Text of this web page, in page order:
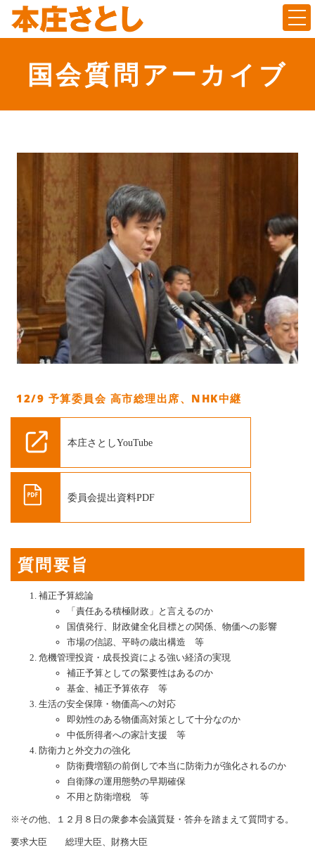
国会質問アーカイブ
12/9 予算委員会 高市総理出席、NHK中継
本庄さとしYouTube
委員会提出資料PDF
質問要旨
補正予算総論
「責任ある積極財政」と言えるのか
国債発行、財政健全化目標との関係、物価への影響
市場の信認、平時の歳出構造 等
危機管理投資・成長投資による強い経済の実現
補正予算としての緊要性はあるのか
基金、補正予算依存 等
生活の安全保障・物価高への対応
即効性のある物価高対策として十分なのか
中低所得者への家計支援 等
防衛力と外交力の強化
防衛費増額の前倒しで本当に防衛力が強化されるのか
自衛隊の運用態勢の早期確保
不用と防衛増税 等
※その他、１２月８日の衆参本会議質疑・答弁を踏まえて質問する。
要求大臣 総理大臣、財務大臣